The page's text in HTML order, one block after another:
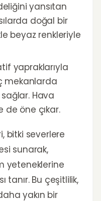
yansıtan
doğal bir
beyaz renkleriyle
yapraklarıyla
mekanlarda
Hava
de öne çıkar.
bitki severlere
sunarak,
yeteneklerine
tanır. Bu çeşitlilik,
yakın bir